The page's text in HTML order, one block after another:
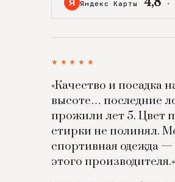
Я Яндекс Карты ·
★★★★★
«Качество и посадка
высоте… последние
прожили лет 5. Цвет
стирки не полинял.
спортивная одежда —
этого производителя.»